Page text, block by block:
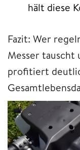
hält diese
Fazit: Wer
Messer tauscht
profitiert